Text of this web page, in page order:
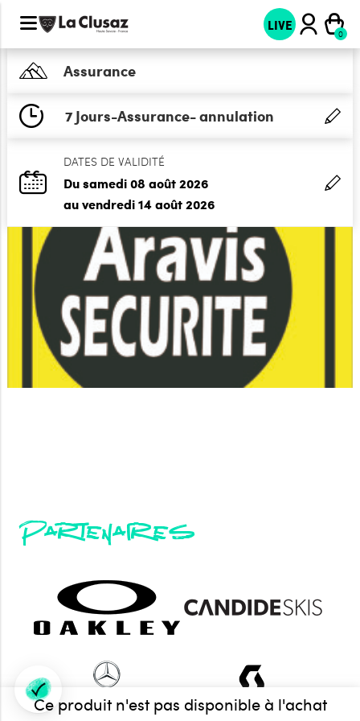
LIVE
Assurance
7 Jours-Assurance- annulation
DATES DE VALIDITÉ
Du samedi 08 août 2026
au vendredi 14 août 2026
Ce produit n'est pas disponible à l'achat
Partenaires